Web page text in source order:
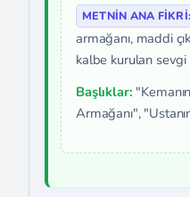
METNIN ANA FIKRI:
armağanı, maddi
kalbe kurulan
Başlıklar:
Armağanı",